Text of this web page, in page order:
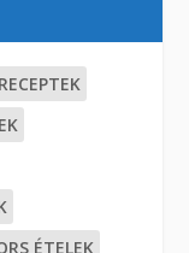
ÉTELEK